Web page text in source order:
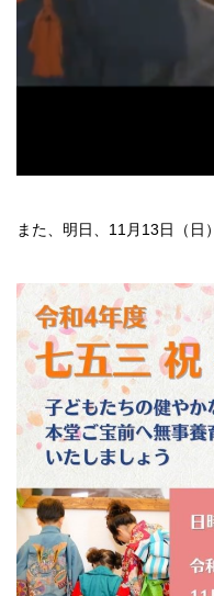
また、明日、11月13日（日